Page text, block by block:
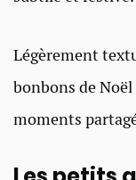
Légèrement
bonbons de
moments